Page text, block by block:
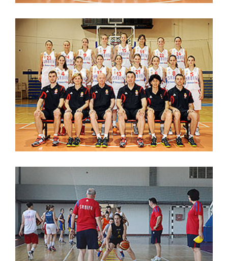
Košarkaška kadetska reprezentacija
Srbije
Srbija
sport
Košarkaška kadetska reprezentacija
Srbije
košarka
,
treniranje